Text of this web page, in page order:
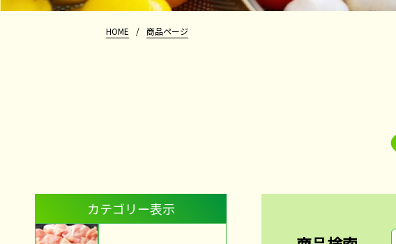
HOME / 商品ページ
カテゴリー表示